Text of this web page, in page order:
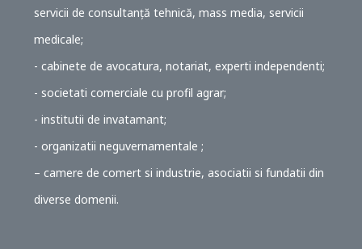
servicii de consultanță tehnică, mass media, servicii
medicale;
- cabinete de avocatura, notariat, experti independenti;
- societati comerciale cu profil agrar;
- institutii de invatamant;
- organizatii neguvernamentale ;
– camere de comert si industrie, asociatii si fundatii din
diverse domenii.